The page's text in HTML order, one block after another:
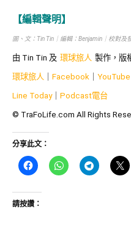
【編輯聲明】
圖、文：Tin Tin｜編輯：Benjamin｜校對及
由 Tin Tin 及 環球旅人 製作，版
環球旅人 Facebook YouTube
Line Today｜ Podcast電台
© TraFoLife.com All Rights
分享此文：
請按讚：